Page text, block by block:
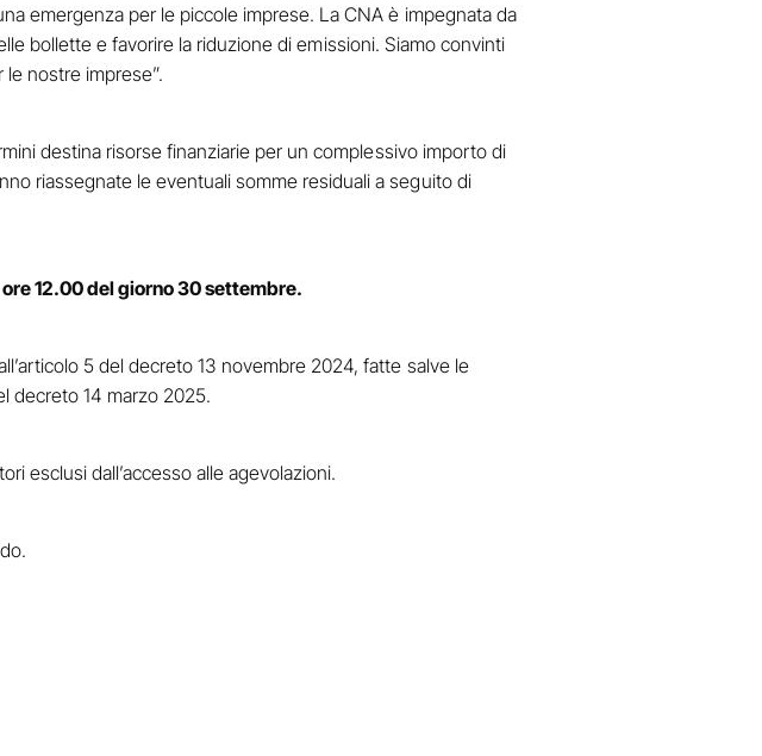
emergenza per le piccole imprese. La CNA è impegnata da
bollette e favorire la riduzione di emissioni. Siamo convinti
nostre imprese”.
destina risorse finanziarie per un complessivo importo di
riassegnate le eventuali somme residuali a seguito di
12.00 del giorno 30 settembre.
5 del decreto 13 novembre 2024, fatte salve le
decreto 14 marzo 2025.
esclusi dall’accesso alle agevolazioni.